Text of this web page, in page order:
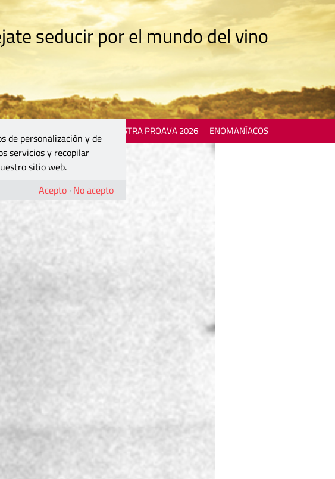
seducir por el mundo del vino
MOSTRA PROAVA 2026 ENOMANÍACOS
de personalización y de
servicios y recopilar
sitio web.
Acepto · No acepto